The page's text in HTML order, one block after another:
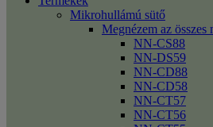
Mikrohullámú sütő
Megnézem az
NN-CS88
NN-DS59
NN-CD88
NN-CD58
NN-CT57
NN-CT56